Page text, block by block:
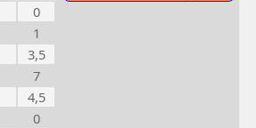
0
1
3,5
7
4,5
0